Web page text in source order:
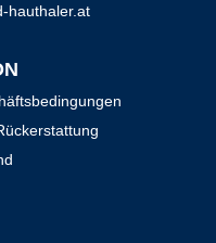
hauthaler.at